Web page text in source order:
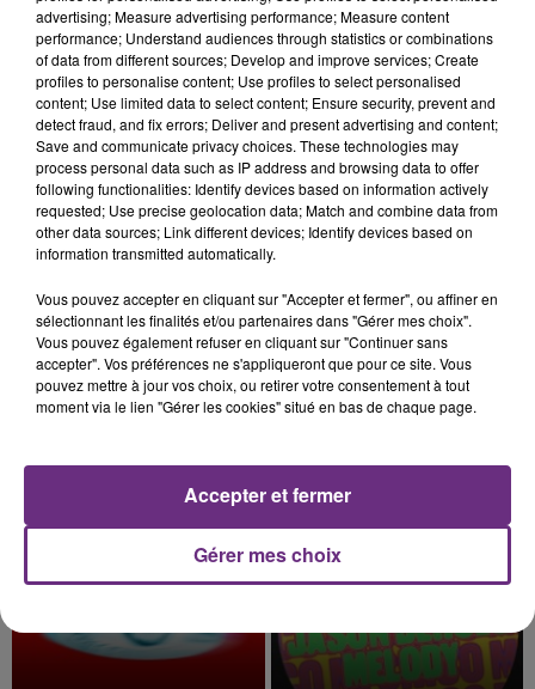
LA CENTRALE NUCLÉAIRE DE CHOOZ
TOUJOURS À L'ARRÊT
Cela fait déjà une semaine que la centrale
nucléaire ardennaise est à l'arrêt. Une situation
justifiée par la sécheresse intense qui est toujours
présente.
7 août 2026
LE MAGASIN JOUÉCLUB DE REIMS FERME
SES PORTES
C'était l'une des institutions du centre-ville
rémois. Le magasin JouéClub est contraint de
TITRES DIFFUSÉS
1h00
1h00 0h58
0h58
advertising; Measure advertising performance; Measure content
performance; Understand audiences through statistics or combinations
of data from different sources; Develop and improve services; Create
profiles to personalise content; Use profiles to select personalised
content; Use limited data to select content; Ensure security, prevent and
detect fraud, and fix errors; Deliver and present advertising and content;
Save and communicate privacy choices. These technologies may
process personal data such as IP address and browsing data to offer
following functionalities: Identify devices based on information actively
requested; Use precise geolocation data; Match and combine data from
other data sources; Link different devices; Identify devices based on
information transmitted automatically.
Vous pouvez accepter en cliquant sur "Accepter et fermer", ou affiner en
sélectionnant les finalités et/ou partenaires dans "Gérer mes choix".
Vous pouvez également refuser en cliquant sur "Continuer sans
accepter". Vos préférences ne s'appliqueront que pour ce site. Vous
pouvez mettre à jour vos choix, ou retirer votre consentement à tout
moment via le lien "Gérer les cookies" situé en bas de chaque page.
Gérer mes choix
Accepter et fermer